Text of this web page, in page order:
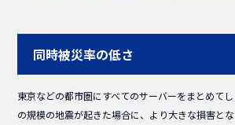
同時被災率の低さ
東京などの都市圏にすべてのサーバーをまとめて
の規模の地震が起きた場合に、より大きな損害と